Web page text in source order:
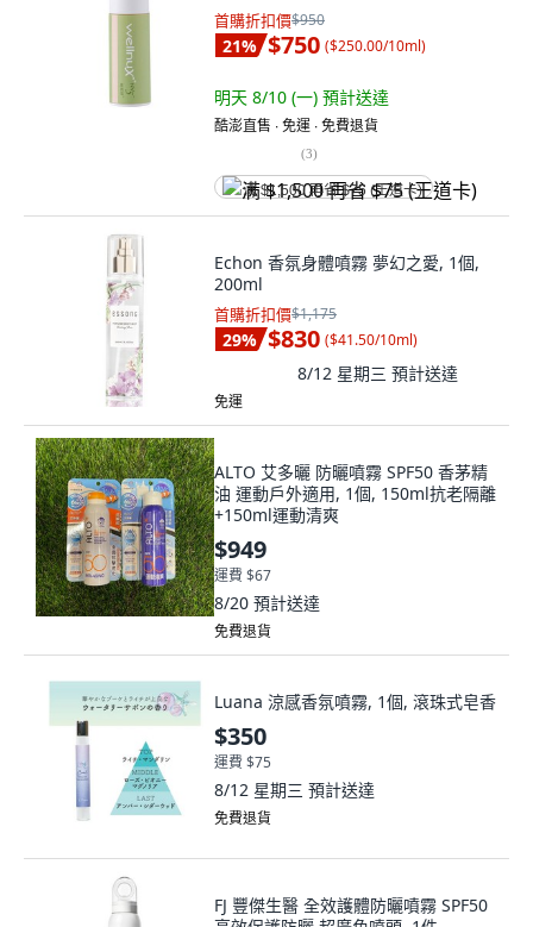
首購折扣價$950
21% $750 ($250.00/10ml)
明天 8/10 (一) 預計送達
酷澎直售 ∙ 免運 ∙ 免費退貨
(3)
满 $1,500 再省 $75 (王道卡)
Echon 香氛身體噴霧 夢幻之愛, 1個,
200ml
首購折扣價$1,175
29% $830 ($41.50/10ml)
8/12 星期三 預計送達
免運
ALTO 艾多曬 防曬噴霧 SPF50 香茅精
油 運動戶外適用, 1個, 150ml抗老隔離
+150ml運動清爽
$949
運費 $67
8/20 預計送達
免費退貨
Luana 涼感香氛噴霧, 1個, 滾珠式皂香
$350
運費 $75
8/12 星期三 預計送達
免費退貨
FJ 豐傑生醫 全效護體防曬噴霧 SPF50